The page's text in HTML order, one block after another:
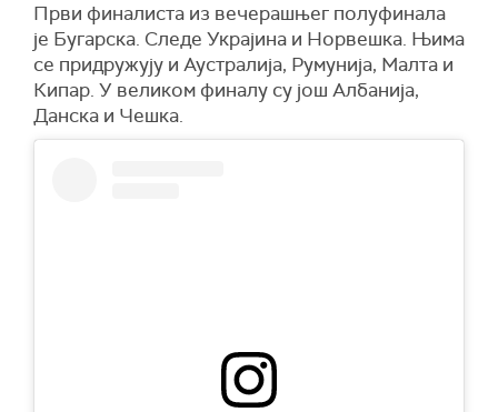
Први финалиста из вечерашњег полуфинала
је Бугарска. Следе Украјина и Норвешка. Њима
се придружују и Аустралија, Румунија, Малта и
Кипар. У великом финалу су још Албанија,
Данска и Чешка.